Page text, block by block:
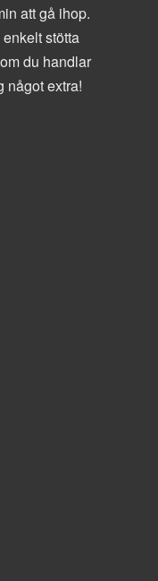
att gå ihop.
stötta
du handlar
något extra!